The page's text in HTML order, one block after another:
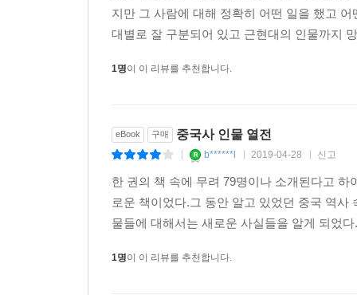
지만 그 사람에 대해 정확히 어떤 일을 했고
대별로 잘 구분되어 있고 근현대의 인물까지
1명이 이 리뷰를 추천합니다.
eBook 구매 중국사 인물 열전
b******l 2019-04-28 신고
한 권의 책 속에 무려 79명이나 소개된다고
로운 책이었다.그 동안 알고 있었던 중국 역
물들에 대해서는 새로운 사실들을 알게 되었
1명이 이 리뷰를 추천합니다.